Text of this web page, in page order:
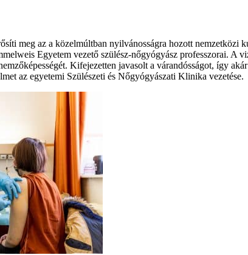
meg az a közelmúltban nyilvánosságra hozott
Egyetem vezető szülész-nőgyógyász professzorai.
Kifejezetten javasolt a várandósságot, így
az egyetemi Szülészeti és Nőgyógyászati Klinika vezetése.